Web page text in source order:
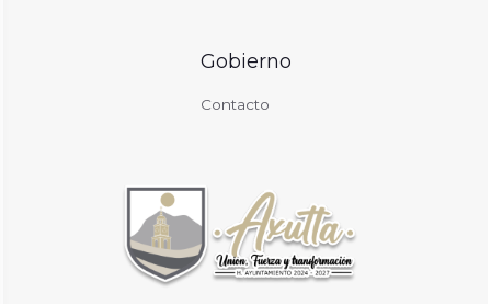
Gobierno
Contacto